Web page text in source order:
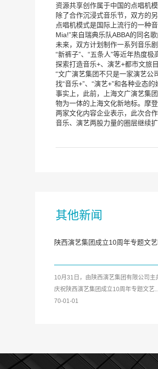
资源共享创作属于中国的点唱机
除了合作沉浸式音乐节，双方的
点唱机模式是国际上流行的一种
Mia!”来自瑞典乐队ABBA的同名
未来，双方计划制作一系列音乐
“新裤子”、“五条人”等近年热度极
探索打造音乐+、演艺+都市文旅
“文广演艺集团不只是一家演艺
找“音乐+”、“演艺+”和各种业态
事实上，此前，上海文广演艺集
物为一体的上海文化新地标。摩
两家文化内容企业表示，此次合
音乐、演艺两股力量的圈层继续
其他新闻
陕西演艺集团成立10周年专题文
10月31日，由陕西演艺集团有限公司
庆祝陕西演艺集团成立10周年专题文艺
70-01-01